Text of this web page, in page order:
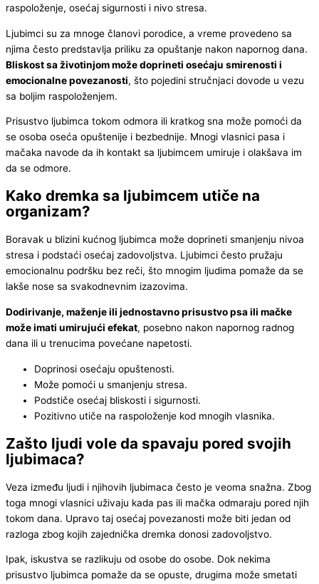
raspoloženje, osećaj sigurnosti i nivo stresa.
Ljubimci su za mnoge članovi porodice, a vreme provedeno sa
njima često predstavlja priliku za opuštanje nakon napornog dana.
Bliskost sa životinjom može doprineti osećaju smirenosti i
emocionalne povezanosti, što pojedini stručnjaci dovode u vezu
sa boljim raspoloženjem.
Prisustvo ljubimca tokom odmora ili kratkog sna može pomoći da
se osoba oseća opuštenije i bezbednije. Mnogi vlasnici pasa i
mačaka navode da ih kontakt sa ljubimcem umiruje i olakšava im
da se odmore.
Kako dremka sa ljubimcem utiče na
organizam?
Boravak u blizini kućnog ljubimca može doprineti smanjenju nivoa
stresa i podstaći osećaj zadovoljstva. Ljubimci često pružaju
emocionalnu podršku bez reči, što mnogim ljudima pomaže da se
lakše nose sa svakodnevnim izazovima.
Dodirivanje, maženje ili jednostavno prisustvo psa ili mačke
može imati umirujući efekat, posebno nakon napornog radnog
dana ili u trenucima povećane napetosti.
Doprinosi osećaju opuštenosti.
Može pomoći u smanjenju stresa.
Podstiče osećaj bliskosti i sigurnosti.
Pozitivno utiče na raspoloženje kod mnogih vlasnika.
Zašto ljudi vole da spavaju pored svojih
ljubimaca?
Veza između ljudi i njihovih ljubimaca često je veoma snažna. Zbog
toga mnogi vlasnici uživaju kada pas ili mačka odmaraju pored njih
tokom dana. Upravo taj osećaj povezanosti može biti jedan od
razloga zbog kojih zajednička dremka donosi zadovoljstvo.
Ipak, iskustva se razlikuju od osobe do osobe. Dok nekima
prisustvo ljubimca pomaže da se opuste, drugima može smetati